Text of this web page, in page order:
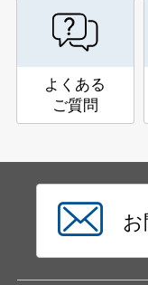
よくある
ご質問